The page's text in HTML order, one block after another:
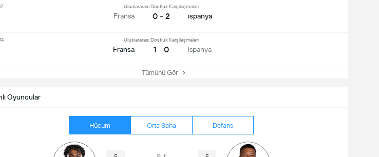
Oyuncular
Hücum Orta Saha Defans
Fransa
Uluslararası Dostluk Karşılaşmaları
0 - 2 ispanya
Fransa
Uluslararası Dostluk Karşılaşmaları
1 - 0 ispanya
Tümünü Gör